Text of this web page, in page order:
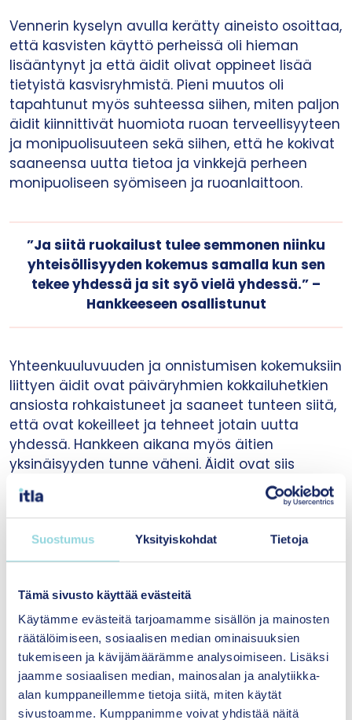
Suostumus Yksityiskohdat Tietoja
Tämä sivusto käyttää evästeitä
Käytämme evästeitä tarjoamamme sisällön ja mainosten
räätälöimiseen, sosiaalisen median ominaisuuksien
tukemiseen ja kävijämäärämme analysoimiseen. Lisäksi
jaamme sosiaalisen median, mainosalan ja analytiikka-
alan kumppaneillemme tietoja siitä, miten käytät
sivustoamme. Kumppanimme voivat yhdistää näitä
Vennerin kyselyn avulla kerätty aineisto osoittaa,
että kasvisten käyttö perheissä oli hieman
lisääntynyt ja että äidit olivat oppineet lisää
tietyistä kasvisryhmistä. Pieni muutos oli
tapahtunut myös suhteessa siihen, miten paljon
äidit kiinnittivät huomiota ruoan terveellisyyteen
ja monipuolisuuteen sekä siihen, että he kokivat
saaneensa uutta tietoa ja vinkkejä perheen
monipuoliseen syömiseen ja ruoanlaittoon.
”Ja siitä ruokailust tulee semmonen niinku
yhteisöllisyyden kokemus samalla kun sen
tekee yhdessä ja sit syö vielä yhdessä.” –
Hankkeeseen osallistunut
Yhteenkuuluvuuden ja onnistumisen kokemuksiin
liittyen äidit ovat päiväryhmien kokkailuhetkien
ansiosta rohkaistuneet ja saaneet tunteen siitä,
että ovat kokeilleet ja tehneet jotain uutta
yhdessä. Hankkeen aikana myös äitien
yksinäisyyden tunne väheni. Äidit ovat siis
saaneet tukea omasta ryhmästään. Toisaalta
kyselyiden perusteella merkittävää muutosta ei
havaittu äitien kokemuksessa pystyvyydestään
vanhempana eikä myöskään lapsen syömiseen
ja ruokailuun liittyvissä haasteissa.
koettu helpommiksi intervention tuloksena.
Prosessin isoin muutostekijä ei ollut kasvisten ja
ravitsevan ruuan tuominen mukaan
interventioon tai lisääntynyt tieto kasvisten
käytöstä ja terveellisyydestä, vaan uuden
tekeminen ja onnistumisen kokemus, joka siitä